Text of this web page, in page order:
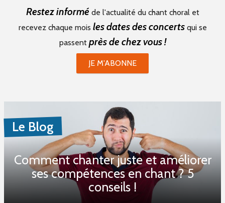
Restez informé de l'actualité du chant choral et
recevez chaque mois les dates des concertsqui se
passent près de chez vous !
JE M'ABONNE
Le Blog
Comment chanter juste et améliorer
ses compétences en chant ? 5
conseils !